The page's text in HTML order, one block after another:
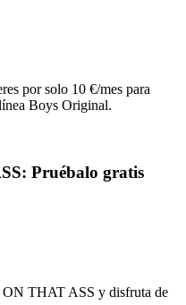
por solo 10 €/mes para
Boys Original.
Pruébalo gratis
ON THAT ASS y disfruta de